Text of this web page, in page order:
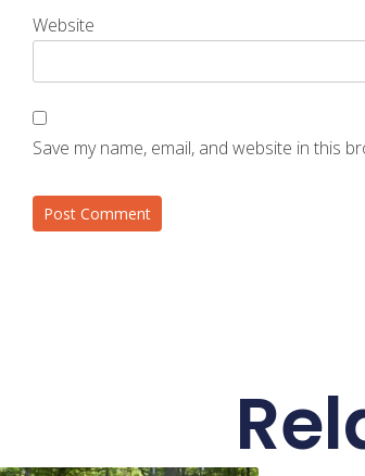
Website
Save my name, email, and website in this